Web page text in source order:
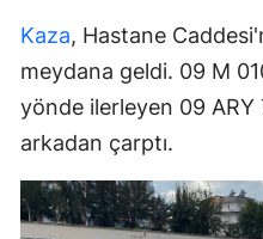
Kaza, Hastane
meydana geldi. 09 M
yönde ilerleyen 09 ARY
arkadan çarptı.